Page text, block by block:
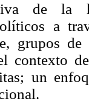
de la
a
grupos
contexto
un